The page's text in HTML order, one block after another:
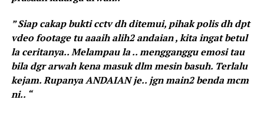
” Siap cakap bukti cctv dh ditemui, pihak polis dh dpt
vdeo footage tu aaaih alih2 andaian , kita ingat betul
la ceritanya.. Melampau la .. mengganggu emosi tau
bila dgr arwah kena masuk dlm mesin basuh. Terlalu
kejam. Rupanya ANDAIAN je.. jgn main2 benda mcm
ni.. “